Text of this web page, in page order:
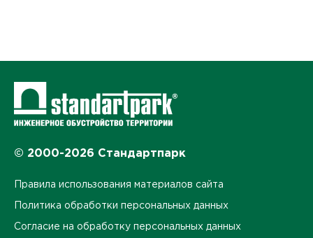
© 2000-2026 Стандартпарк
Правила использования материалов сайта
Политика обработки персональных данных
Согласие на обработку персональных данных